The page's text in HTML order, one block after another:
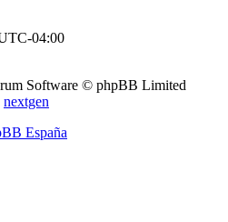
04:00
Software © phpBB Limited
nextgen
España